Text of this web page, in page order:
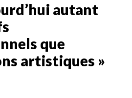
autant
que
artistiques »